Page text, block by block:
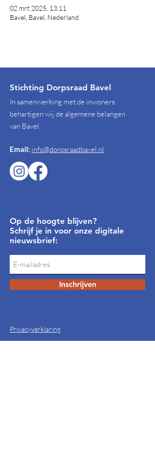
02 mrt 2025, 13:11
Bavel, Bavel, Nederland
Stichting Dorpsraad Bavel
In samenwerking met de inwoners
behartigen wij de algemene belangen
van Bavel.
Email: info@dorpsraadbavel.nl
Op de hoogte blijven?
Schrijf je in voor onze digitale
nieuwsbrief:
Inschrijven
Privacyverklaring